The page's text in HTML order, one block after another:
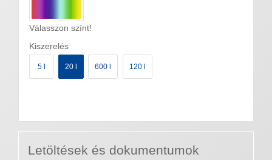
Válasszon színt!
Kiszerelés
5 l 20 l 600 l 120 l
Letöltések és dokumentumok